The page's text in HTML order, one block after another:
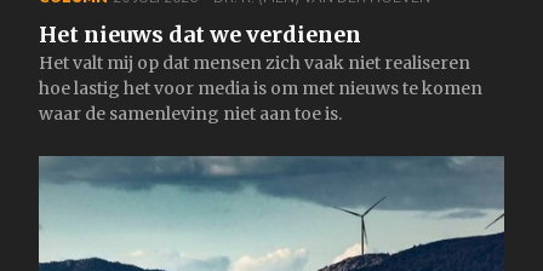
Het nieuws dat we verdienen
Het valt mij op dat mensen zich vaak niet realiseren
hoe lastig het voor media is om met nieuws te komen
waar de samenleving niet aan toe is.